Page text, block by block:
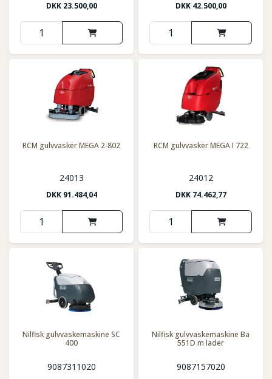
DKK 23.500,00 DKK 42.500,00
RCM gulvvasker MEGA 2-802
24013
DKK 91.484,04
RCM gulvvasker MEGA I 722
24012
DKK 74.462,77
Nilfisk gulvvaskemaskine SC
400
9087311020
Nilfisk gulvvaskemaskine Ba
551D m lader
9087157020